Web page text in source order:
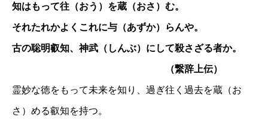
知はもって往（おう）を蔵（おさ）む。
それたれかよくこれに与（あずか）らんや。
古の聡明叡知、神武（しんぶ）にして殺さざる者か。
（繋辞上伝）
霊妙な徳をもって未来を知り、過ぎ往く過去を蔵（お
さ）める叡知を持つ。